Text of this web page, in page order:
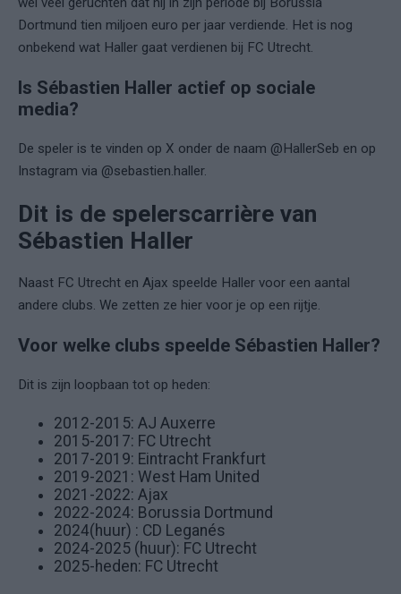
Dortmund tien miljoen euro per jaar verdiende. Het is nog
onbekend wat Haller gaat verdienen bij FC Utrecht.
Is Sébastien Haller actief op sociale
media?
De speler is te vinden op X onder de naam @HallerSeb en op
Instagram via @sebastien.haller.
Dit is de spelerscarrière van
Sébastien Haller
Naast FC Utrecht en Ajax speelde Haller voor een aantal
andere clubs. We zetten ze hier voor je op een rijtje.
Voor welke clubs speelde Sébastien Haller?
Dit is zijn loopbaan tot op heden:
2012-2015: AJ Auxerre
2015-2017: FC Utrecht
2017-2019: Eintracht Frankfurt
2019-2021: West Ham United
2021-2022: Ajax
2022-2024: Borussia Dortmund
2024(huur) : CD Leganés
2024-2025 (huur): FC Utrecht
2025-heden: FC Utrecht